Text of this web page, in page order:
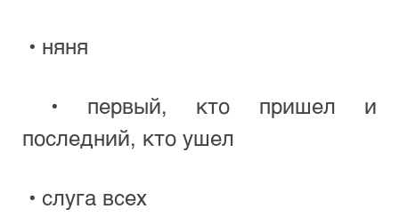
• няня
последний, кто ушел
• слуга всех